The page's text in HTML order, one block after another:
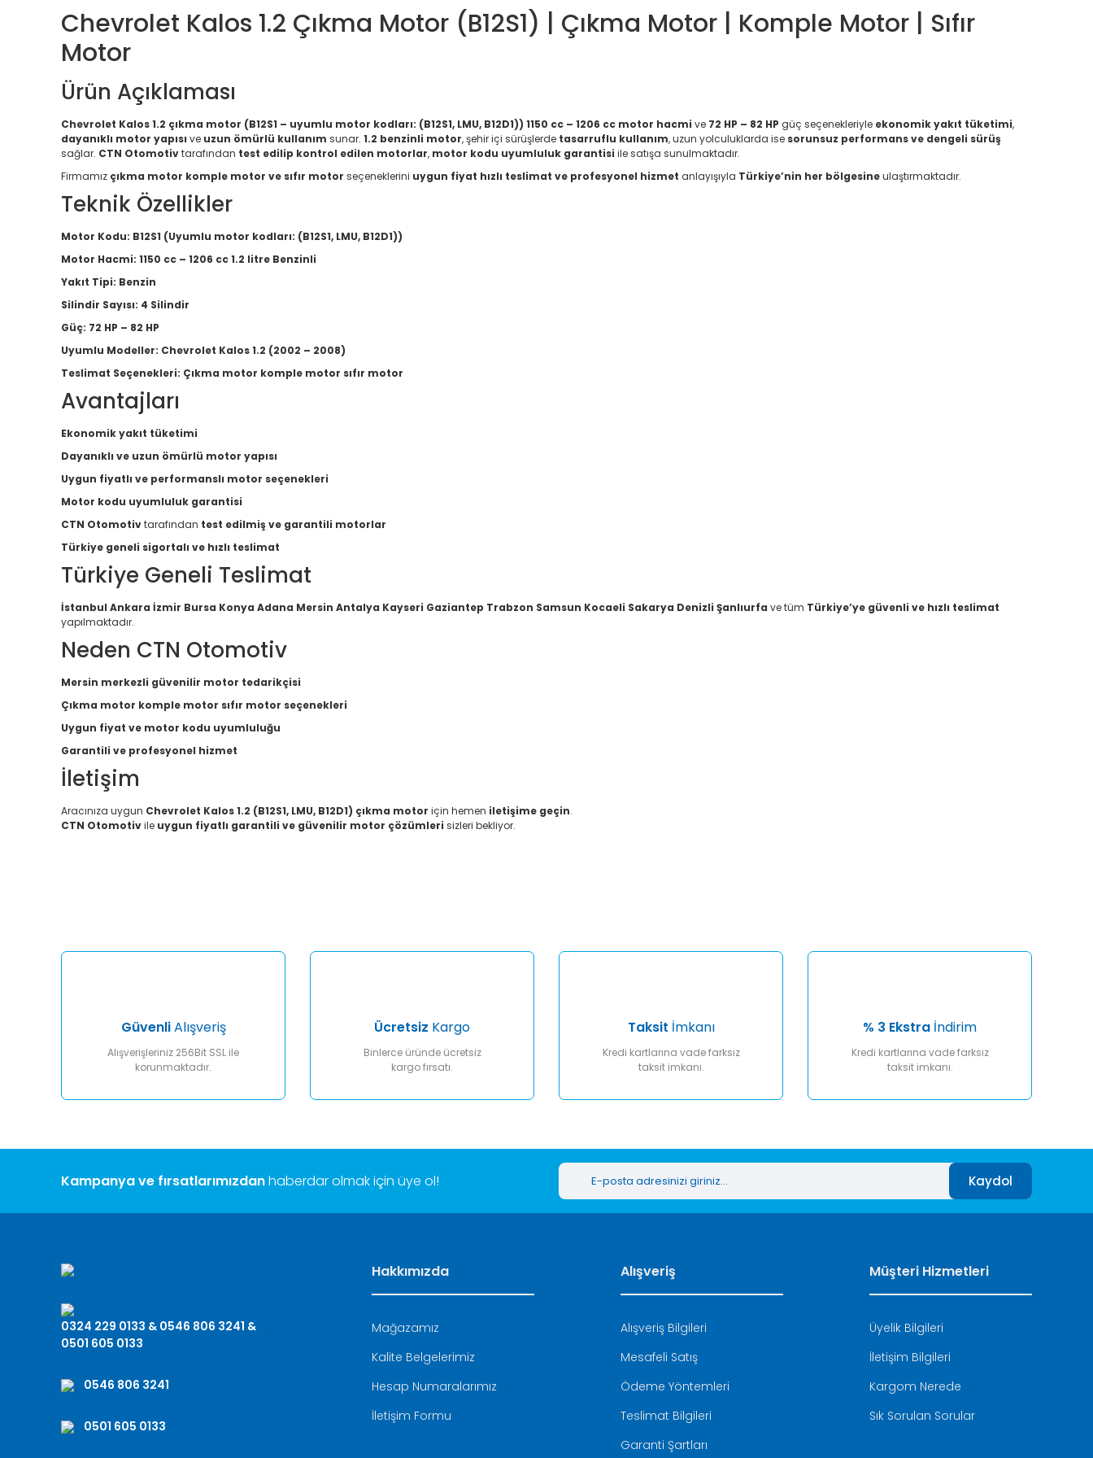
Chevrolet Kalos 1.2 Çıkma Motor (B12S1) | Çıkma Motor | Komple Motor | Sıfır
Motor
Ürün Açıklaması
Chevrolet Kalos 1.2 çıkma motor (B12S1 – uyumlu motor kodları: (B12S1, LMU, B12D1)) 1150 cc – 1206 cc motor hacmi ve 72 HP – 82 HP güç seçenekleriyle ekonomik yakıt tüketimi,
dayanıklı motor yapısı ve uzun ömürlü kullanım sunar. 1.2 benzinli motor, şehir içi sürüşlerde tasarruflu kullanım, uzun yolculuklarda ise sorunsuz performans ve dengeli sürüş
sağlar. CTN Otomotivtarafından test edilip kontrol edilen motorlar, motor kodu uyumluluk garantisi ile satışa sunulmaktadır.
Firmamız çıkma motor komple motor ve sıfır motor seçeneklerini uygun fiyat hızlı teslimat ve profesyonel hizmet anlayışıyla Türkiye’nin her bölgesineulaştırmaktadır.
Teknik Özellikler
Motor Kodu: B12S1 (Uyumlu motor kodları: (B12S1, LMU, B12D1))
Motor Hacmi: 1150 cc – 1206 cc 1.2 litre Benzinli
Yakıt Tipi: Benzin
Silindir Sayısı: 4 Silindir
Güç: 72 HP – 82 HP
Uyumlu Modeller: Chevrolet Kalos 1.2 (2002 – 2008)
Teslimat Seçenekleri: Çıkma motor komple motor sıfır motor
Avantajları
Ekonomik yakıt tüketimi
Dayanıklı ve uzun ömürlü motor yapısı
Uygun fiyatlı ve performanslı motor seçenekleri
Motor kodu uyumluluk garantisi
CTN Otomotivtarafından test edilmiş ve garantili motorlar
Türkiye geneli sigortalı ve hızlı teslimat
Türkiye Geneli Teslimat
İstanbul Ankara İzmir Bursa Konya Adana Mersin Antalya Kayseri Gaziantep Trabzon Samsun Kocaeli Sakarya Denizli Şanlıurfa ve tüm Türkiye’ye güvenli ve hızlı teslimat
yapılmaktadır.
Neden CTN Otomotiv
Mersin merkezli güvenilir motor tedarikçisi
Çıkma motor komple motor sıfır motor seçenekleri
Uygun fiyat ve motor kodu uyumluluğu
Garantili ve profesyonel hizmet
İletişim
Aracınıza uygun Chevrolet Kalos 1.2 (B12S1, LMU, B12D1) çıkma motor için hemen iletişime geçin.
CTN Otomotivile uygun fiyatlı garantili ve güvenilir motor çözümleri sizleri bekliyor.
Ürün bilgilerinde hatalar bulunuyor.
Gönder
GüvenliAlışveriş
Alışverişleriniz 256Bit SSL ile
korunmaktadır.
Ücretsiz Kargo
Binlerce üründe ücretsiz
kargo fırsatı.
Taksit İmkanı
Kredi kartlarına vade farksız
taksit imkanı.
% 3 Ekstra İndirim
Kredi kartlarına vade farksız
taksit imkanı.
Kampanya ve fırsatlarımızdanhaberdar olmak için üye ol! Kaydol
0324 229 0133 & 0546 806 3241 &
0501 605 0133
0546 806 3241
0501 605 0133
Hakkımızda
Mağazamız
Kalite Belgelerimiz
Hesap Numaralarımız
İletişim Formu
Alışveriş
Alışveriş Bilgileri
Mesafeli Satış
Ödeme Yöntemleri
Teslimat Bilgileri
Garanti Şartları
Müşteri Hizmetleri
Üyelik Bilgileri
İletişim Bilgileri
Kargom Nerede
Sık Sorulan Sorular